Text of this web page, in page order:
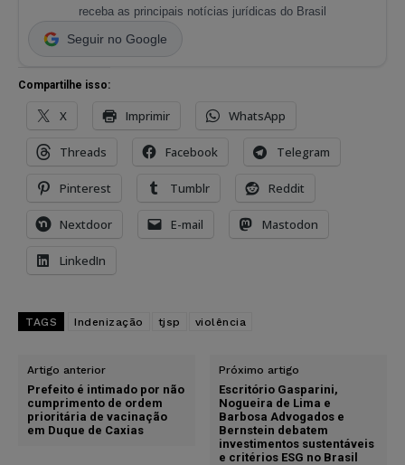
receba as principais notícias jurídicas do Brasil
Seguir no Google
Compartilhe isso:
X Imprimir WhatsApp
Threads Facebook Telegram
Pinterest Tumblr Reddit
Nextdoor E-mail Mastodon
LinkedIn
TAGS Indenização tjsp violência
Artigo anterior
Prefeito é intimado por não
cumprimento de ordem
prioritária de vacinação
em Duque de Caxias
Próximo artigo
Escritório Gasparini,
Nogueira de Lima e
Barbosa Advogados e
Bernstein debatem
investimentos sustentáveis
e critérios ESG no Brasil